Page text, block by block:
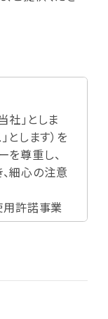
社」としま
とします）を
を尊重し、
細心の注意
用許諾事業